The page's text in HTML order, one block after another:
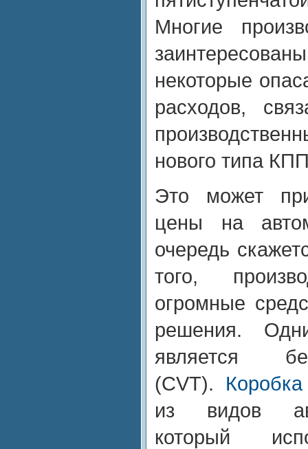
Многие
некоторые
расходов,
нового типа
Это может
цены на
очередь
того,
огромные
решения.
является
(CVT).
из видов
который